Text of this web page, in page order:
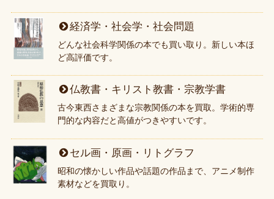
経済学・社会学・社会問題
どんな社会科学関係の本でも買い取り。新しい本ほ
ど高評価です。
仏教書・キリスト教書・宗教学書
古今東西さまざまな宗教関係の本を買取。学術的専
門的な内容だと高値がつきやすいです。
セル画・原画・リトグラフ
昭和の懐かしい作品や話題の作品まで、アニメ制作
素材などを買取り。